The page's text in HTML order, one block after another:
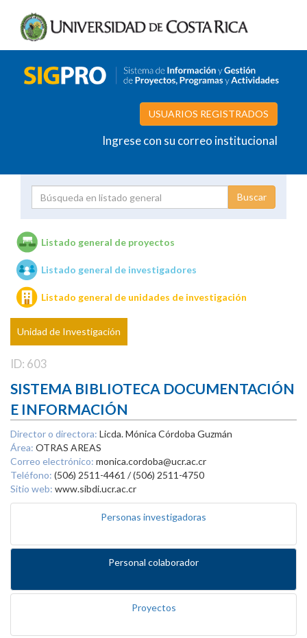
USUARIOS REGISTRADOS
Ingrese con su correo institucional
Unidades de investigación
Listado general de proyectos
Listado general de investigadores
Listado general de unidades de investigación
Unidad de Investigación
ID: 603
SISTEMA BIBLIOTECA DOCUMENTACIÓN
E INFORMACIÓN
Director o directora: Licda. Mónica Córdoba Guzmán
Área: OTRAS AREAS
Correo electrónico: monica.cordoba@ucr.ac.cr
Teléfono: (506) 2511-4461 / (506) 2511-4750
Sitio web: www.sibdi.ucr.ac.cr
Personas investigadoras
Personal colaborador
Proyectos